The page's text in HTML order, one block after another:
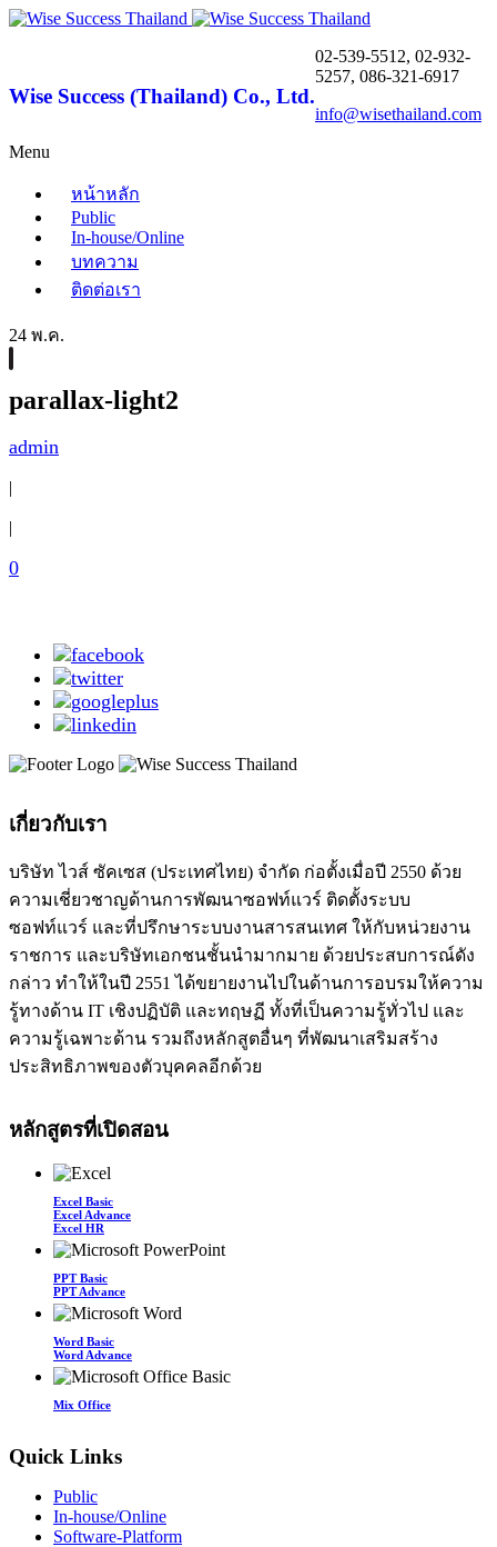
Wise Success (Thailand) Co., Ltd.
02-539-5512, 02-932-
5257, 086-321-6917
info@wisethailand.com
Menu
หน้าหลัก
Public
In-house/Online
บทความ
ติดต่อเรา
24 พ.ค.
parallax-light2
admin
|
|
0
เกี่ยวกับเรา
บริษัท ไวส์ ซัคเซส (ประเทศไทย) จำกัด ก่อตั้งเมื่อปี 2550 ด้วย
ความเชี่ยวชาญด้านการพัฒนาซอฟท์แวร์ ติดตั้งระบบ
ซอฟท์แวร์ และที่ปรึกษาระบบงานสารสนเทศ ให้กับหน่วยงาน
ราชการ และบริษัทเอกชนชั้นนำมากมาย ด้วยประสบการณ์ดัง
กล่าว ทำให้ในปี 2551 ได้ขยายงานไปในด้านการอบรมให้ความ
รู้ทางด้าน IT เชิงปฏิบัติ และทฤษฏี ทั้งที่เป็นความรู้ทั่วไป และ
ความรู้เฉพาะด้าน รวมถึงหลักสูตอื่นๆ ที่พัฒนาเสริมสร้าง
ประสิทธิภาพของตัวบุคคลอีกด้วย
หลักสูตรที่เปิดสอน
Excel Basic
Excel Advance
Excel HR
PPT Basic
PPT Advance
Word Basic
Word Advance
Mix Office
Quick Links
Public
In-house/Online
Software-Platform